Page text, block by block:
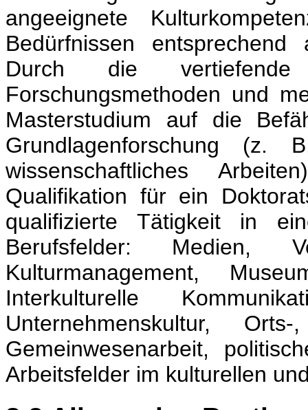
angeeignete
Bedürfnissen
Durch die
Forschungsmethoden und
Masterstudium auf die
Grundlagenforschung (z.
wissenschaftliches
Qualifikation für ein
qualifizierte Tätigkeit in
Berufsfelder: Medien,
Kulturmanagement,
Interkulturelle
Unternehmenskultur,
Gemeinwesenarbeit,
Arbeitsfelder im kulturellen